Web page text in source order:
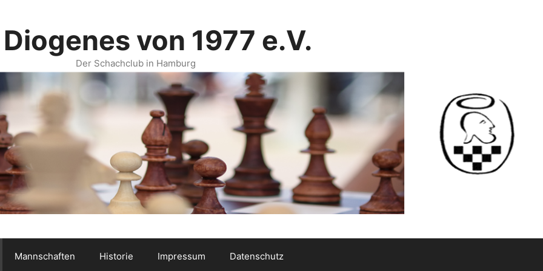
Diogenes von 1977 e.V.
Der Schachclub in Hamburg
Mannschaften Historie Impressum Datenschutz